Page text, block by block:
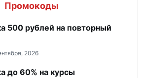
Промокоды
500 рублей на повторный
2026
до 60% на курсы